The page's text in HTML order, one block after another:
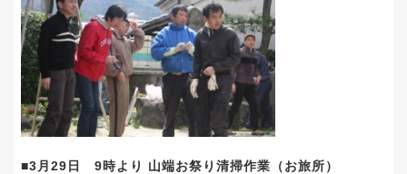
■3月29日 9時より 山端お祭り清掃作業（お旅所）